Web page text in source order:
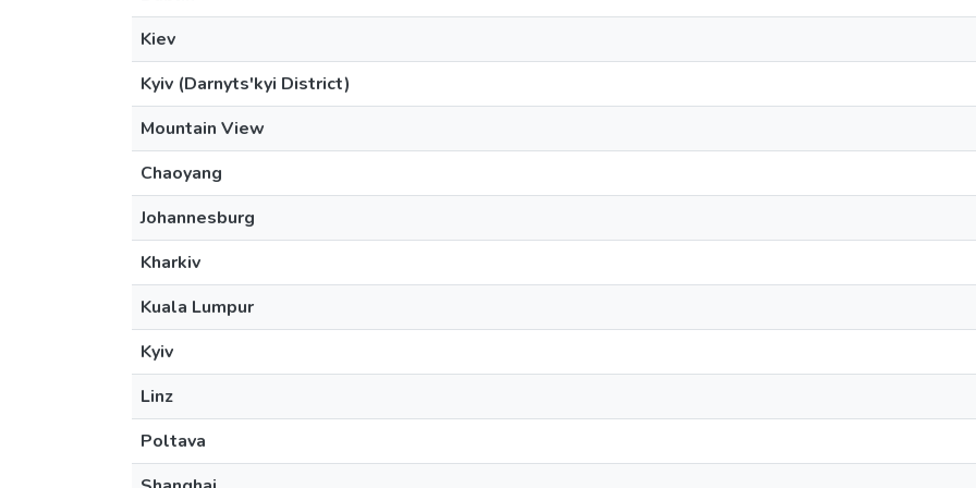
Kiev
Kyiv (Darnyts'kyi District)
Mountain View
Chaoyang
Johannesburg
Kharkiv
Kuala Lumpur
Kyiv
Linz
Poltava